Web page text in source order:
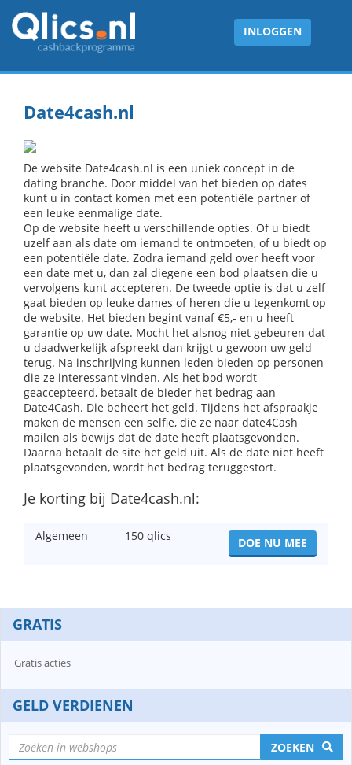
INLOGGEN
Date4cash.nl
De website Date4cash.nl is een uniek concept in de
dating branche. Door middel van het bieden op dates
kunt u in contact komen met een potentiële partner of
een leuke eenmalige date.
Op de website heeft u verschillende opties. Of u biedt
uzelf aan als date om iemand te ontmoeten, of u biedt op
een potentiële date. Zodra iemand geld over heeft voor
een date met u, dan zal diegene een bod plaatsen die u
vervolgens kunt accepteren. De tweede optie is dat u zelf
gaat bieden op leuke dames of heren die u tegenkomt op
de website. Het bieden begint vanaf €5,- en u heeft
garantie op uw date. Mocht het alsnog niet gebeuren dat
u daadwerkelijk afspreekt dan krijgt u gewoon uw geld
terug. Na inschrijving kunnen leden bieden op personen
die ze interessant vinden. Als het bod wordt
geaccepteerd, betaalt de bieder het bedrag aan
Date4Cash. Die beheert het geld. Tijdens het afspraakje
maken de mensen een selfie, die ze naar date4Cash
mailen als bewijs dat de date heeft plaatsgevonden.
Daarna betaalt de site het geld uit. Als de date niet heeft
plaatsgevonden, wordt het bedrag teruggestort.
Je korting bij Date4cash.nl:
Algemeen 150 qlics DOE NU MEE
GRATIS
Gratis acties
GELD VERDIENEN
ZOEKEN